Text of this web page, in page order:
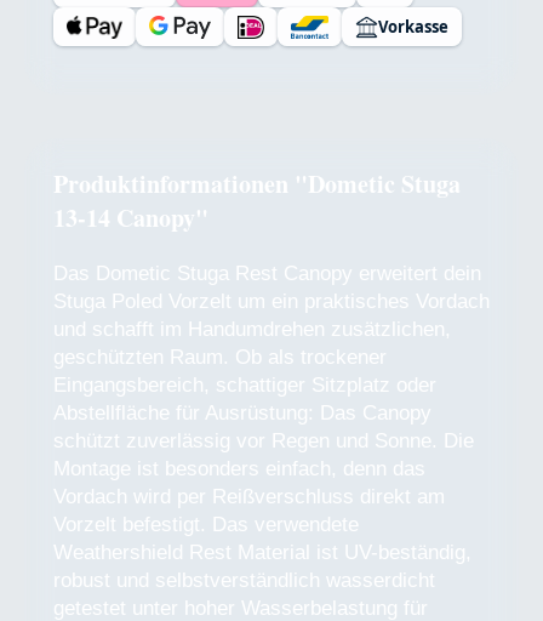
Vorkasse
Produktinformationen "Dometic Stuga
13-14 Canopy"
Das Dometic Stuga Rest Canopy erweitert dein
Stuga Poled Vorzelt um ein praktisches Vordach
und schafft im Handumdrehen zusätzlichen,
geschützten Raum. Ob als trockener
Eingangsbereich, schattiger Sitzplatz oder
Abstellfläche für Ausrüstung: Das Canopy
schützt zuverlässig vor Regen und Sonne. Die
Montage ist besonders einfach, denn das
Vordach wird per Reißverschluss direkt am
Vorzelt befestigt. Das verwendete
Weathershield Rest Material ist UV-beständig,
robust und selbstverständlich wasserdicht
getestet unter hoher Wasserbelastung für